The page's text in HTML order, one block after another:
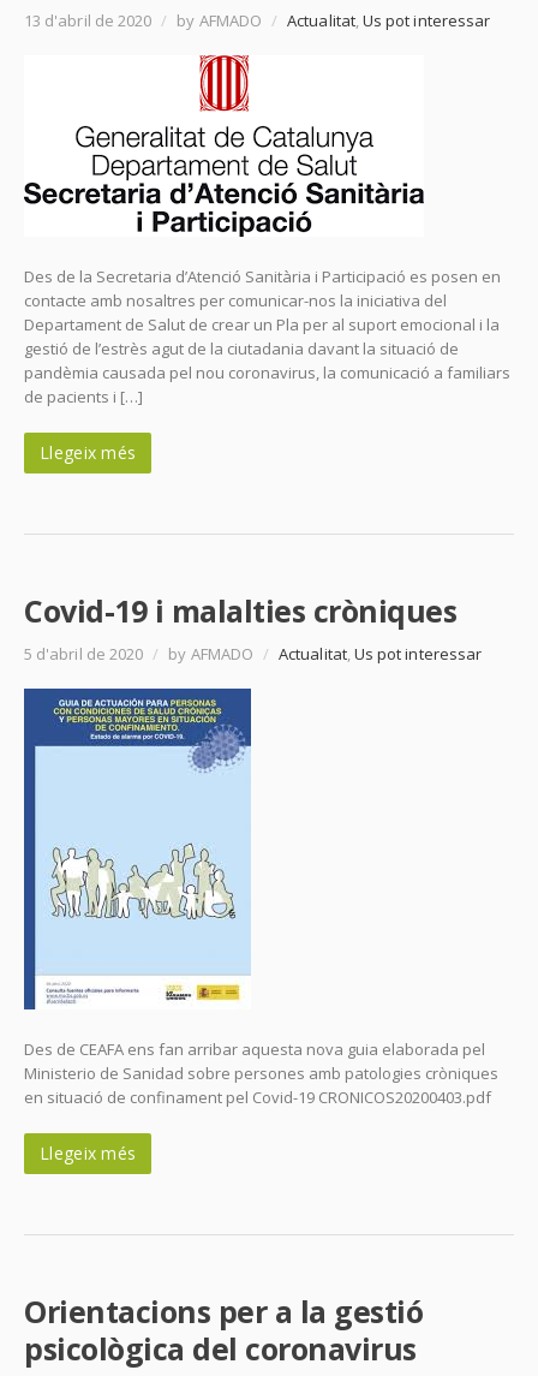
13 d'abril de 2020 / by AFMADO / Actualitat,Us pot interessar
Des de la Secretaria d’Atenció Sanitària i Participació es posen en
contacte amb nosaltres per comunicar-nos la iniciativa del
Departament de Salut de crear un Pla per al suport emocional i la
gestió de l’estrès agut de la ciutadania davant la situació de
pandèmia causada pel nou coronavirus, la comunicació a familiars
de pacients i […]
Llegeix més
Covid-19 i malalties cròniques
5 d'abril de 2020 / by AFMADO / Actualitat,Us pot interessar
Des de CEAFA ens fan arribar aquesta nova guia elaborada pel
Ministerio de Sanidad sobre persones amb patologies cròniques
en situació de confinament pel Covid-19 CRONICOS20200403.pdf
Llegeix més
Orientacions per a la gestió
psicològica del coronavirus